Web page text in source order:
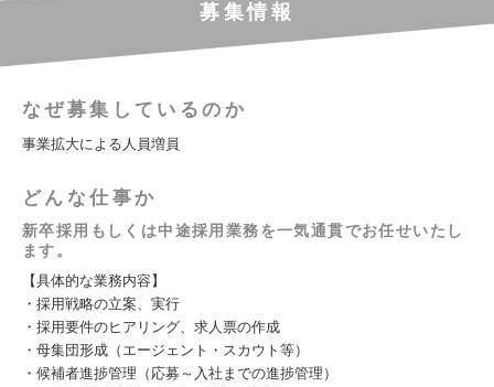
募集情報
なぜ募集しているのか
事業拡大による人員増員
どんな仕事か
新卒採用もしくは中途採用業務を一気通貫でお任せいたし
ます。
【具体的な業務内容】
・採用戦略の立案、実行
・採用要件のヒアリング、求人票の作成
・母集団形成（エージェント・スカウト等）
・候補者進捗管理（応募～入社までの進捗管理）